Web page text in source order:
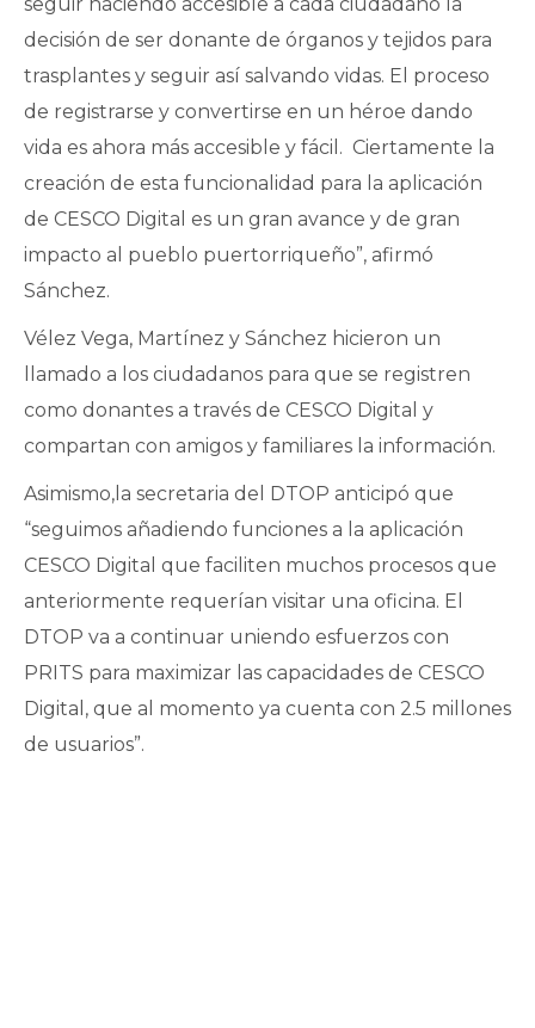
decisión de ser donante de órganos y tejidos para
trasplantes y seguir así salvando vidas. El proceso
de registrarse y convertirse en un héroe dando
vida es ahora más accesible y fácil. Ciertamente la
creación de esta funcionalidad para la aplicación
de CESCO Digital es un gran avance y de gran
impacto al pueblo puertorriqueño”, afirmó
Sánchez.
Vélez Vega, Martínez y Sánchez hicieron un
llamado a los ciudadanos para que se registren
como donantes a través de CESCO Digital y
compartan con amigos y familiares la información.
Asimismo,la secretaria del DTOP anticipó que
“seguimos añadiendo funciones a la aplicación
CESCO Digital que faciliten muchos procesos que
anteriormente requerían visitar una oficina. El
DTOP va a continuar uniendo esfuerzos con
PRITS para maximizar las capacidades de CESCO
Digital, que al momento ya cuenta con 2.5 millones
de usuarios”.